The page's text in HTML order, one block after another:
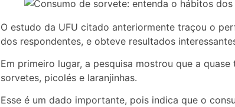
O estudo da UFU citado anteriormente traçou o
dos respondentes, e obteve resultados
Em primeiro lugar, a pesquisa mostrou que a
sorvetes, picolés e laranjinhas.
Esse é um dado importante, pois indica que o